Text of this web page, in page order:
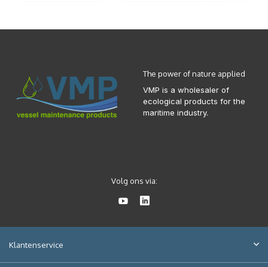
The power of nature applied
VMP is a wholesaler of
ecological products for the
maritime industry.
Volg ons via:
Klantenservice